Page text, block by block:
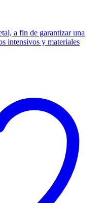
a fin de garantizar una
intensivos y materiales